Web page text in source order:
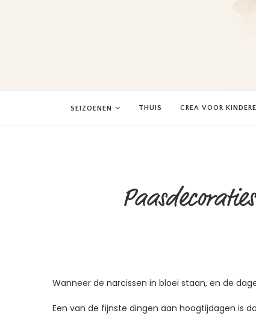
SEIZOENEN THUIS CREA VOOR
Wanneer de narcissen in bloei staan, en de
Een van de fijnste dingen aan hoogtijdagen is